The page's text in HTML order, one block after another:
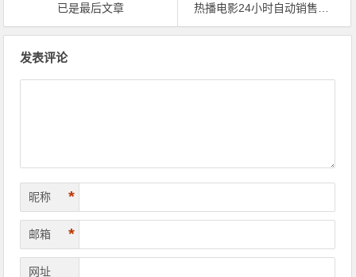
已是最后文章
热播电影24小时自动销售小项目,轻轻松松日赚100+
发表评论
昵称 *
邮箱 *
网址